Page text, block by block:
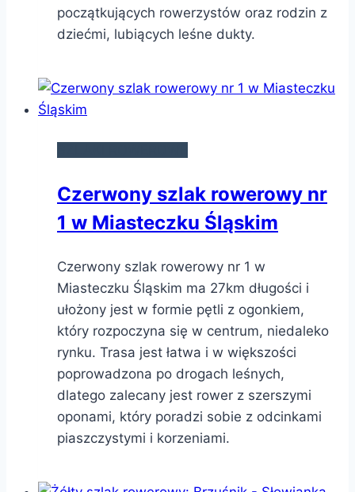
początkujących rowerzystów oraz rodzin z
dziećmi, lubiących leśne dukty.
Czerwony szlak rowerowy nr
1 w Miasteczku Śląskim
Czerwony szlak rowerowy nr 1 w
Miasteczku Śląskim ma 27km długości i
ułożony jest w formie pętli z ogonkiem,
który rozpoczyna się w centrum, niedaleko
rynku. Trasa jest łatwa i w większości
poprowadzona po drogach leśnych,
dlatego zalecany jest rower z szerszymi
oponami, który poradzi sobie z odcinkami
piaszczystymi i korzeniami.